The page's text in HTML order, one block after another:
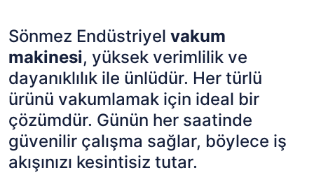
Sönmez Endüstriyel vakum
makinesi, yüksek verimlilik ve
dayanıklılık ile ünlüdür. Her türlü
ürünü vakumlamak için ideal bir
çözümdür. Günün her saatinde
güvenilir çalışma sağlar, böylece iş
akışınızı kesintisiz tutar.